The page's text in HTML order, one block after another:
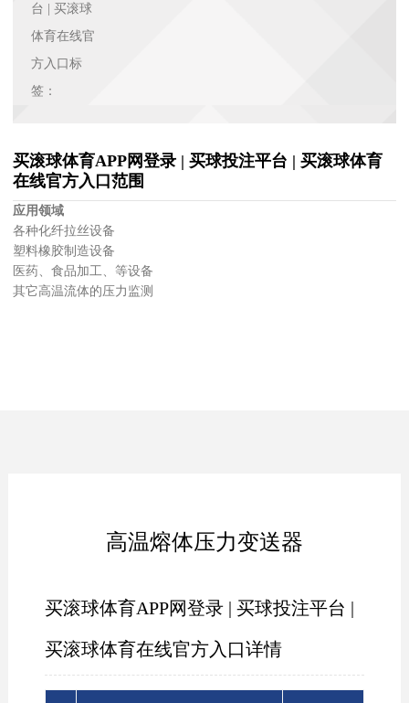
台 | 买滚球
体育在线官
方入口标
签：
买滚球体育APP网登录 | 买球投注平台 | 买滚球体育
在线官方入口范围
应用领域
各种化纤拉丝设备
塑料橡胶制造设备
医药、食品加工、等设备
其它高温流体的压力监测
高温熔体压力变送器
买滚球体育APP网登录 | 买球投注平台 |
买滚球体育在线官方入口详情